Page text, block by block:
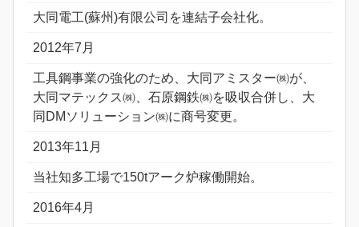
大同電工(蘇州)有限公司を連結子会社化。
2012年7月
工具鋼事業の強化のため、大同アミスター㈱が、
大同マテックス㈱、石原鋼鉄㈱を吸収合併し、大
同DMソリューション㈱に商号変更。
2013年11月
当社知多工場で150tアーク炉稼働開始。
2016年4月